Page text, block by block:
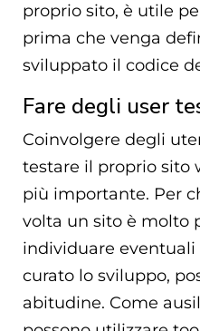
proprio sito, è utile
prima che venga
sviluppato il codice
Fare degli user
Coinvolgere degli
testare il proprio sito
più importante. Per
volta un sito è molto
individuare eventuali
curato lo sviluppo,
abitudine. Come